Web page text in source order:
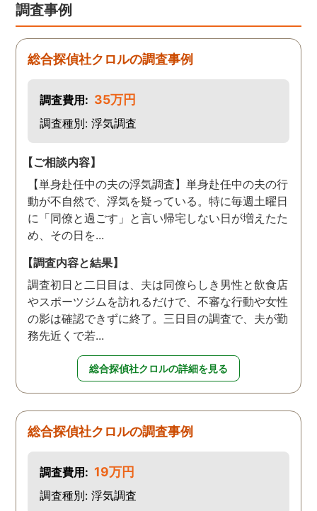
調査事例
総合探偵社クロルの調査事例
調査費用: 35万円
調査種別: 浮気調査
【ご相談内容】
【単身赴任中の夫の浮気調査】単身赴任中の夫の行
動が不自然で、浮気を疑っている。特に毎週土曜日
に「同僚と過ごす」と言い帰宅しない日が増えたた
め、その日を...
【調査内容と結果】
調査初日と二日目は、夫は同僚らしき男性と飲食店
やスポーツジムを訪れるだけで、不審な行動や女性
の影は確認できずに終了。三日目の調査で、夫が勤
務先近くで若...
総合探偵社クロルの詳細を見る
総合探偵社クロルの調査事例
調査費用: 19万円
調査種別: 浮気調査